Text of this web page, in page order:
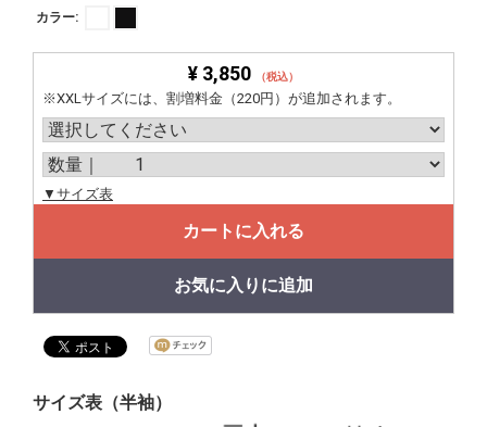
カラー:
¥ 3,850 （税込）
※XXLサイズには、割増料金（220円）が追加されます。
▼サイズ表
カートに入れる
お気に入りに追加
サイズ表（半袖）